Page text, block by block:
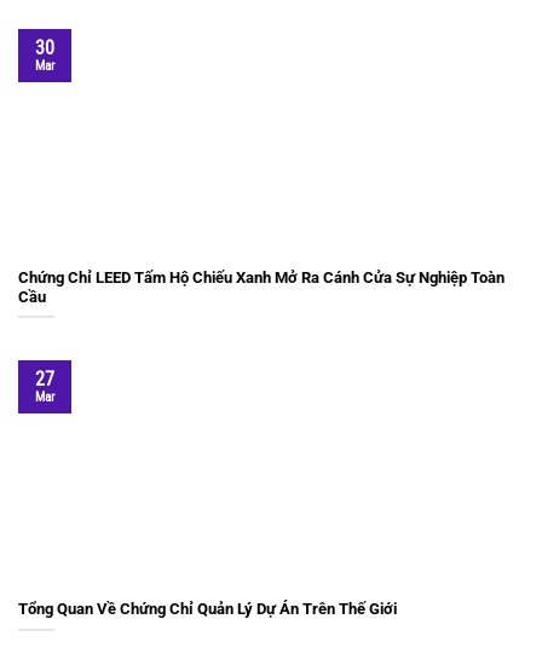
Chứng Chỉ LEED Tấm Hộ Chiếu Xanh Mở Ra Cánh Cửa Sự Nghiệp Toàn
Cầu
30
Mar
Tổng Quan Về Chứng Chỉ Quản Lý Dự Án Trên Thế Giới
27
Mar